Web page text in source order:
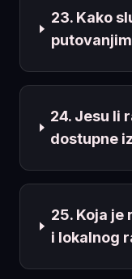
23. Kako
24. Jesu li
dostupne
25. Koja je
i lokalnog